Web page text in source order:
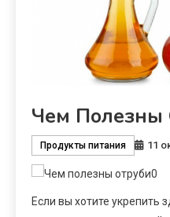
Чем Полезны
Продукты питания 11
Если вы хотите укрепить